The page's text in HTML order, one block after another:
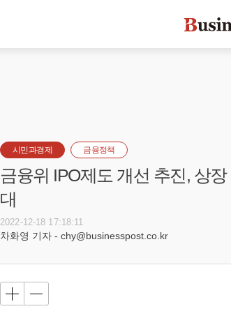
시민과경제 금융정책
금융위 IPO제도 개선 추진, 상
대
2022-12-18 17:18:11
차화영 기자 - chy@businesspost.co.kr